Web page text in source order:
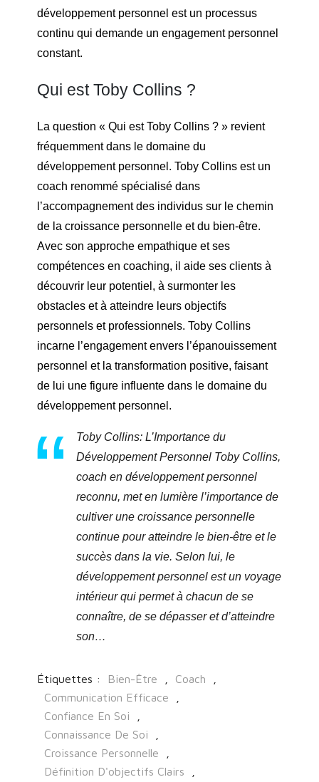
développement personnel est un processus
continu qui demande un engagement personnel
constant.
Qui est Toby Collins ?
La question « Qui est Toby Collins ? » revient
fréquemment dans le domaine du
développement personnel. Toby Collins est un
coach renommé spécialisé dans
l’accompagnement des individus sur le chemin
de la croissance personnelle et du bien-être.
Avec son approche empathique et ses
compétences en coaching, il aide ses clients à
découvrir leur potentiel, à surmonter les
obstacles et à atteindre leurs objectifs
personnels et professionnels. Toby Collins
incarne l’engagement envers l’épanouissement
personnel et la transformation positive, faisant
de lui une figure influente dans le domaine du
développement personnel.
Toby Collins: L’Importance du
Développement Personnel Toby Collins,
coach en développement personnel
reconnu, met en lumière l’importance de
cultiver une croissance personnelle
continue pour atteindre le bien-être et le
succès dans la vie. Selon lui, le
développement personnel est un voyage
intérieur qui permet à chacun de se
connaître, de se dépasser et d’atteindre
son…
Étiquettes : Bien-Être Coach
Communication Efficace
Confiance En Soi
Connaissance De Soi
Croissance Personnelle
Définition D'objectifs Clairs